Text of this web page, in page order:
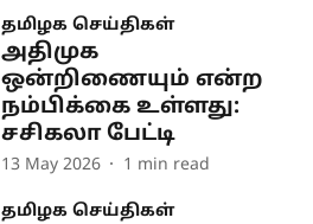
தமிழக செய்திகள்
அதிமுக
ஒன்றிணையும் என்ற
நம்பிக்கை உள்ளது:
சசிகலா பேட்டி
13 May 2026 1 min read
தமிழக செய்திகள்